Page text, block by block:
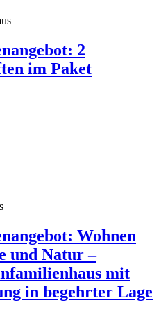
2
im Paket
Wohnen
und Natur –
mit
in begehrter Lage